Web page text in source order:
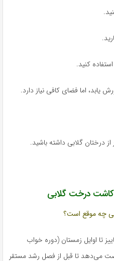
کنید.
یابد، اما فضای کافی نیاز دارد.
از درختان گلابی داشته باشید.
کاشت درخت گلابی
تا اوایل زمستان (دوره خواب
می‌دهد تا قبل از فصل رشد مستقر